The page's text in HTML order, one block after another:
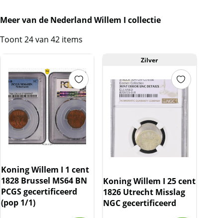
Meer van de Nederland Willem I collectie
Toont 24 van 42 items
Koning Willem I 1 cent
1828 Brussel MS64 BN
PCGS gecertificeerd
(pop 1/1)
Zilver
Koning Willem I 25 cent
1826 Utrecht Misslag
NGC gecertificeerd